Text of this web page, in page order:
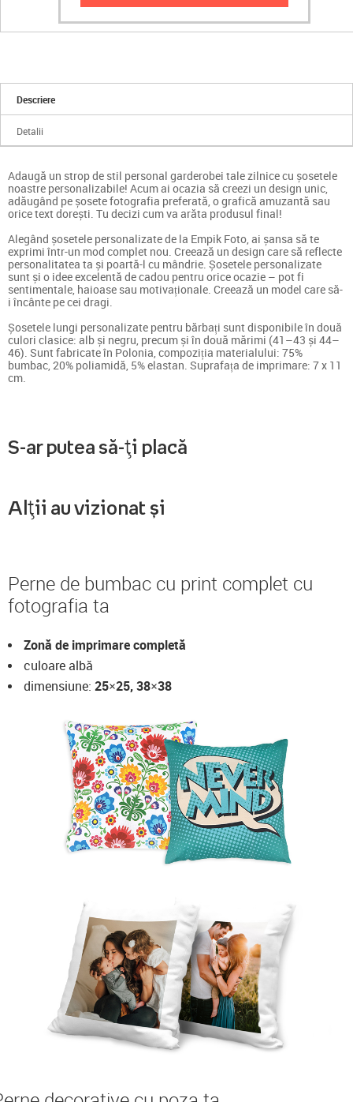
Descriere
Detalii
Adaugă un strop de stil personal garderobei tale zilnice cu șosetele
noastre personalizabile! Acum ai ocazia să creezi un design unic,
adăugând pe șosete fotografia preferată, o grafică amuzantă sau
orice text dorești. Tu decizi cum va arăta produsul final!
Alegând șosetele personalizate de la Empik Foto, ai șansa să te
exprimi într-un mod complet nou. Creează un design care să reflecte
personalitatea ta și poartă-l cu mândrie. Șosetele personalizate
sunt și o idee excelentă de cadou pentru orice ocazie – pot fi
sentimentale, haioase sau motivaționale. Creează un model care să-
i încânte pe cei dragi.
Șosetele lungi personalizate pentru bărbați sunt disponibile în două
culori clasice: alb și negru, precum și în două mărimi (41–43 și 44–
46). Sunt fabricate în Polonia, compoziția materialului: 75%
bumbac, 20% poliamidă, 5% elastan. Suprafața de imprimare: 7 x 11
cm.
S-ar putea să-ți placă
Alții au vizionat și
Perne de bumbac cu print complet cu
fotografia ta
Zonă de imprimare completă
culoare albă
dimensiune: 25×25, 38×38